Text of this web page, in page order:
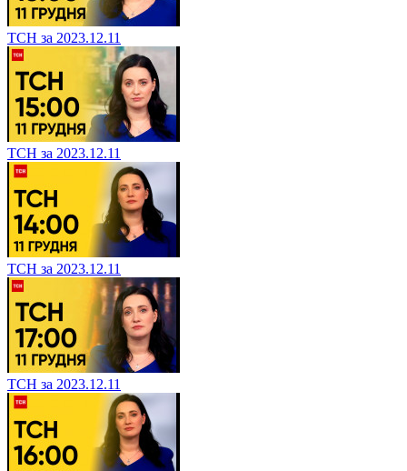
ТСН за 2023.12.11
ТСН за 2023.12.11
ТСН за 2023.12.11
ТСН за 2023.12.11